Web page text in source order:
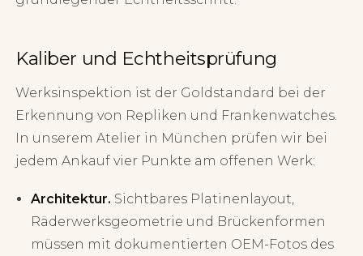
Kaliber und Echtheitsprüfung
Werksinspektion ist der Goldstandard bei der
Erkennung von Repliken und Frankenwatches.
In unserem Atelier in München prüfen wir bei
jedem Ankauf vier Punkte am offenen Werk:
Architektur. Sichtbares Platinenlayout,
Räderwerksgeometrie und Brückenformen
müssen mit dokumentierten OEM-Fotos des